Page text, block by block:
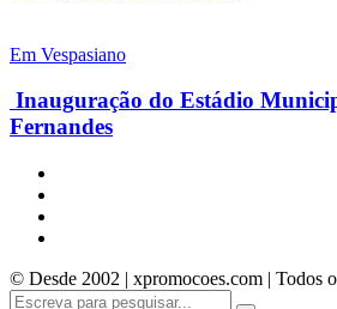
Em Vespasiano
Inauguração do Estádio
Fernandes
© Desde 2002 | xpromocoes.com | Todos